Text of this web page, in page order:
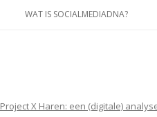
WAT IS SOCIALMEDIADNA?
Project X Haren: een (digitale)